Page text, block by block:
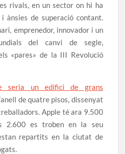
rivals, en un sector on hi ha
ànsies de superació contant.
emprenedor, innovador i un
del canvi de segle,
«pares» de la III Revolució
seria un edifici de grans
de quatre pisos, dissenyat
Apple té ara 9.500
2.600 es troben en la seu
repartits en la ciutat de